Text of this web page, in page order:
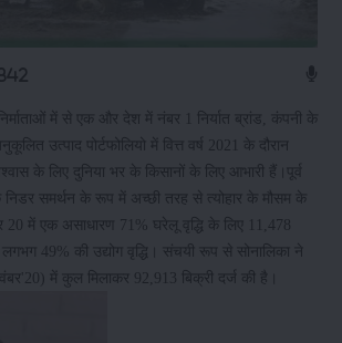
में से एक और देश में नंबर 1 निर्यात ब्रांड, कंपनी के
उत्पाद पोर्टफोलियो में वित्त वर्ष 2021 के दौरान
के लिए दुनिया भर के किसानों के लिए आभारी हैं।पूर्व
निडर समर्थन के रूप में अच्छी तरह से त्योहार के मौसम के
20 में एक असाधारण 71% घरेलू वृद्धि के लिए 11,478
49% की उद्योग वृद्धि। संचयी रूप से सोनालिका ने
में कुल मिलाकर 92,913 बिक्री दर्ज की है।